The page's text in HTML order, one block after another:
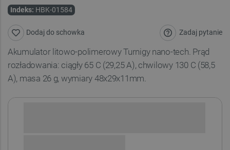
Indeks: HBK-01584
Zadaj pytanie
Dodaj do schowka
Akumulator litowo-polimerowy Turnigy nano-tech. Prąd
rozładowania: ciągły 65 C (29,25 A), chwilowy 130 C (58,5
A), masa 26 g, wymiary 48x29x11mm.